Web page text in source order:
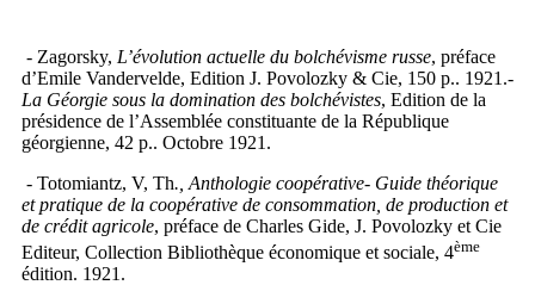
- Zagorsky, L’évolution actuelle du bolchévisme russe, préface
d’Emile Vandervelde, Edition J. Povolozky & Cie, 150 p.. 1921.-
La Géorgie sous la domination des bolchévistes, Edition de la
présidence de l’Assemblée constituante de la République
géorgienne, 42 p.. Octobre 1921.
- Totomiantz, V, Th., Anthologie coopérative- Guide théorique
et pratique de la coopérative de consommation, de production et
de crédit agricole, préface de Charles Gide, J. Povolozky et Cie
Editeur, Collection Bibliothèque économique et sociale, 4ème
édition. 1921.